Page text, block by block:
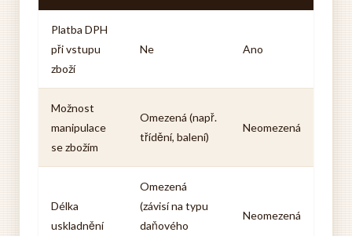
Platba DPH
při vstupu
zboží
Ne Ano
Možnost
manipulace
se zbožím
Omezená (např.
třídění, balení)
Neomezená
Délka
uskladnění
Omezená
(závisí na typu
daňového
Neomezená